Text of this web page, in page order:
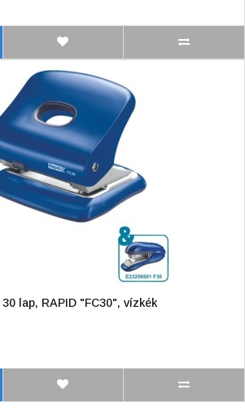
lap, RAPID "FC30", vízkék